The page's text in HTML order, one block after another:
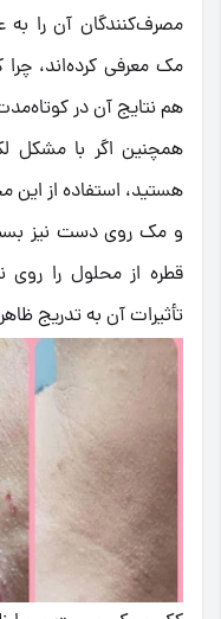
مصرف‌کنندگان آن را به
مک معرفی کرده‌اند،
هم نتایج آن در
همچنین اگر با مشکل
هستید، استفاده از
و مک روی دست نیز
قطره از محلول را روی
تأثیرات آن به تدریج